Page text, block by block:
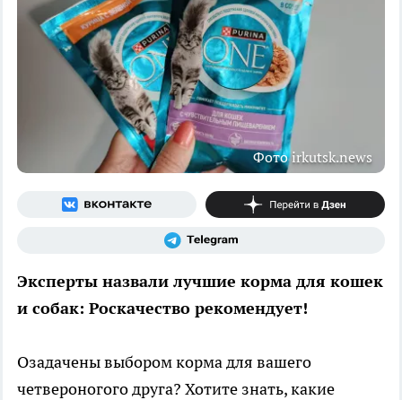
Фото irkutsk.news
Эксперты назвали лучшие корма для кошек
и собак: Роскачество рекомендует!
Озадачены выбором корма для вашего
четвероногого друга? Хотите знать, какие